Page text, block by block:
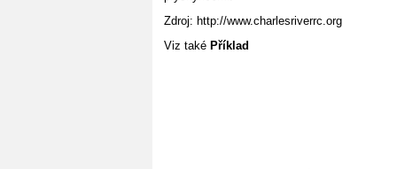
Zdroj: http://www.charlesriverrc.org
Viz také Příklad